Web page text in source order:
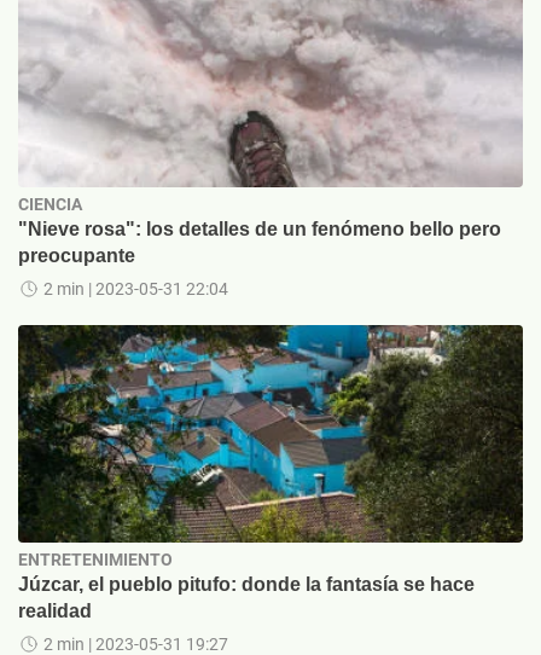
CIENCIA
"Nieve rosa": los detalles de un fenómeno bello pero
preocupante
2 min | 2023-05-31 22:04
ENTRETENIMIENTO
Júzcar, el pueblo pitufo: donde la fantasía se hace
realidad
2 min | 2023-05-31 19:27